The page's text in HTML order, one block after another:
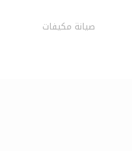
صيانة مكيفات